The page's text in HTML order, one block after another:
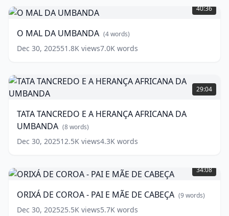
MAL
DA
words)
40:36
O MAL DA UMBANDA (4words)
Dec 30, 202551.8K views7.0K words
TATA
TANCREDO
E
HERANÇA
AFRICANA
DA
UMBANDA
29:04
TATA TANCREDO E A HERANÇA AFRICANA DA
UMBANDA (8words)
Dec 30, 202512.5K views4.3K words
DE
COROA
PAI
E
34:08
ORIXÁ DE COROA - PAI E MÃE DE CABEÇA (9words)
Dec 30, 202525.5K views5.7K words